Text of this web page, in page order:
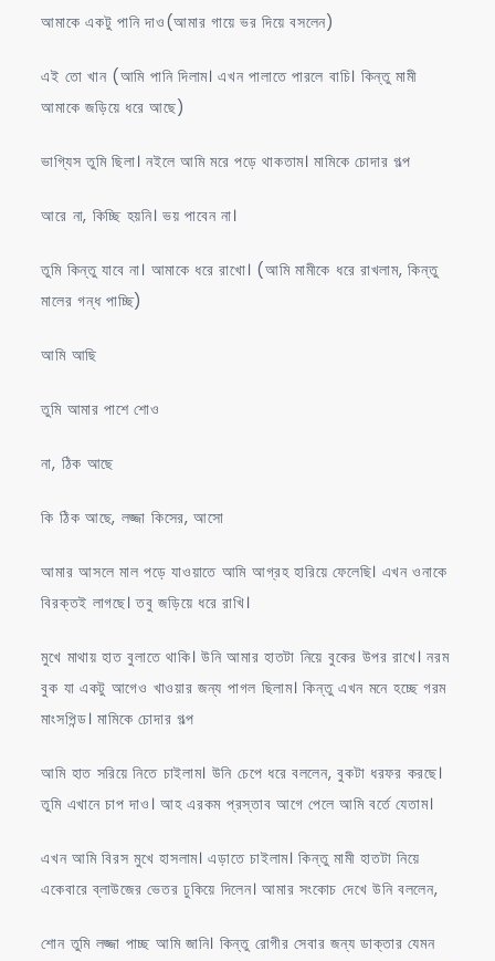
আমাকে একটু পানি দাও(আমার গায়ে ভর দিয়ে বসলেন)
এই তো খান (আমি পানি দিলাম। এখন পালাতে পারলে বাচি। কিন্তু মামী
আমাকে জড়িয়ে ধরে আছে)
ভাগ্যিস তুমি ছিলা। নইলে আমি মরে পড়ে থাকতাম। মামিকে চোদার গল্প
আরে না, কিচ্ছি হয়নি। ভয় পাবেন না।
তুমি কিন্তু যাবে না। আমাকে ধরে রাখো। (আমি মামীকে ধরে রাখলাম, কিন্তু
মালের গন্ধ পাচ্ছি)
আমি আছি
তুমি আমার পাশে শোও
না, ঠিক আছে
কি ঠিক আছে, লজ্জা কিসের, আসো
আমার আসলে মাল পড়ে যাওয়াতে আমি আগ্রহ হারিয়ে ফেলেছি। এখন ওনাকে
বিরক্তই লাগছে। তবু জড়িয়ে ধরে রাখি।
মুখে মাথায় হাত বুলাতে থাকি। উনি আমার হাতটা নিয়ে বুকের উপর রাখে। নরম
বুক যা একটু আগেও খাওয়ার জন্য পাগল ছিলাম। কিন্তু এখন মনে হচ্ছে গরম
মাংসপিন্ড। মামিকে চোদার গল্প
আমি হাত সরিয়ে নিতে চাইলাম। উনি চেপে ধরে বললেন, বুকটা ধরফর করছে।
তুমি এখানে চাপ দাও। আহ এরকম প্রস্তাব আগে পেলে আমি বর্তে যেতাম।
এখন আমি বিরস মুখে হাসলাম। এড়াতে চাইলাম। কিন্তু মামী হাতটা নিয়ে
একেবারে ব্লাউজের ভেতর ঢুকিয়ে দিলেন। আমার সংকোচ দেখে উনি বললেন,
শোন তুমি লজ্জা পাচ্ছ আমি জানি। কিন্তু রোগীর সেবার জন্য ডাক্তার যেমন